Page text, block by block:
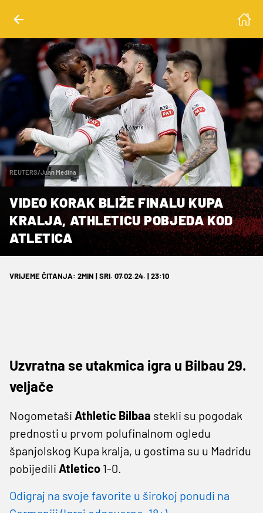
REUTERS/Juan Medina
VIDEO KORAK BLIŽE FINALU KUPA
KRALJA, ATHLETICU POBJEDA KOD
ATLETICA
VRIJEME ČITANJA: 2MIN | SRI. 07.02.24. | 23:10
Uzvratna se utakmica igra u Bilbau 29.
veljače
Nogometaši Athletic Bilbaa stekli su pogodak
prednosti u prvom polufinalnom ogledu
španjolskog Kupa kralja, u gostima su u Madridu
pobijedili Atletico 1-0.
Odigraj na svoje favorite u širokoj ponudi na